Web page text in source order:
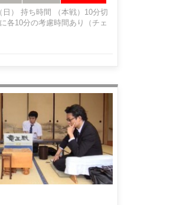
日） 持ち時間 （本戦）10分切
各10分の考慮時間あり（チェ